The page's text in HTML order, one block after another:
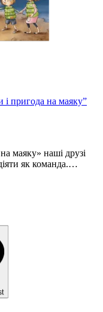
і пригода на маяку”
маяку» наші друзі
як команда.…